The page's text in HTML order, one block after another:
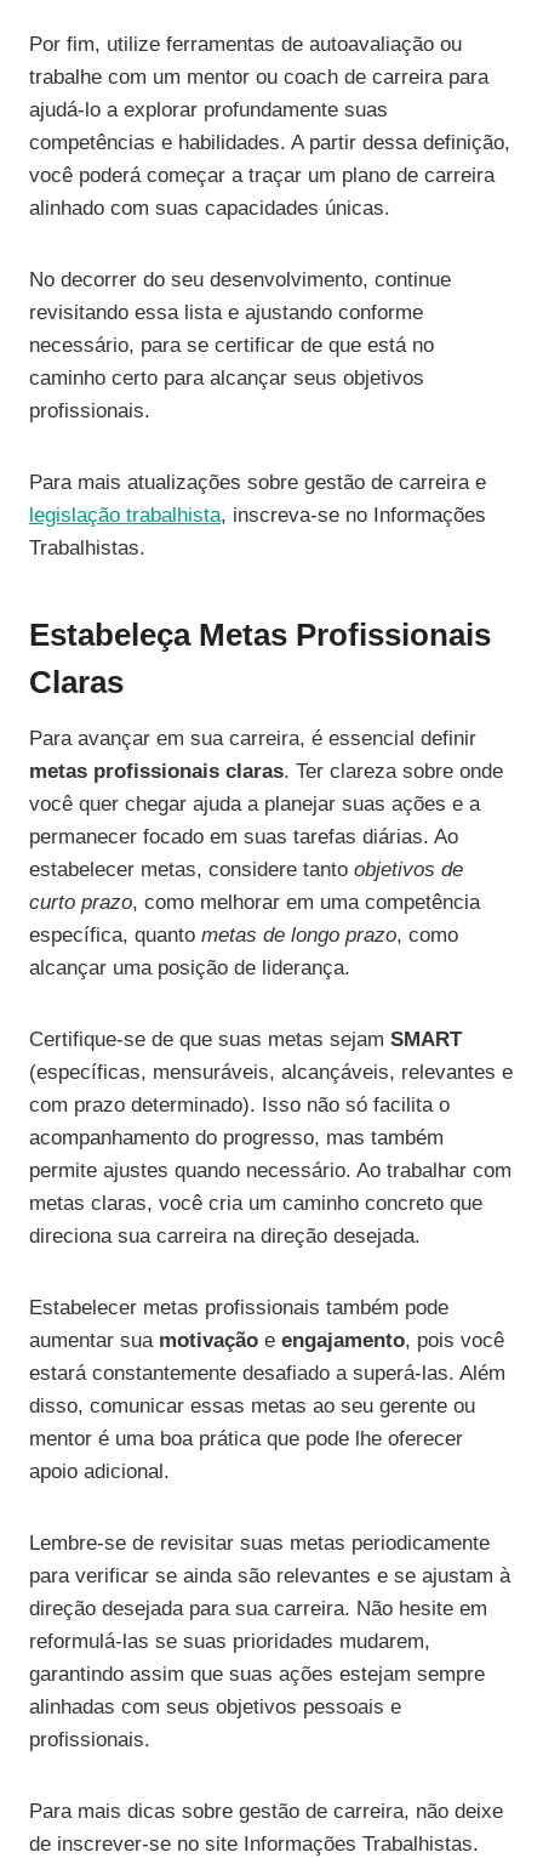
Por fim, utilize ferramentas de autoavaliação ou
trabalhe com um mentor ou coach de carreira para
ajudá-lo a explorar profundamente suas
competências e habilidades. A partir dessa definição,
você poderá começar a traçar um plano de carreira
alinhado com suas capacidades únicas.
No decorrer do seu desenvolvimento, continue
revisitando essa lista e ajustando conforme
necessário, para se certificar de que está no
caminho certo para alcançar seus objetivos
profissionais.
Para mais atualizações sobre gestão de carreira e
legislação trabalhista, inscreva-se no Informações
Trabalhistas.
Estabeleça Metas Profissionais
Claras
Para avançar em sua carreira, é essencial definir
metas profissionais claras. Ter clareza sobre onde
você quer chegar ajuda a planejar suas ações e a
permanecer focado em suas tarefas diárias. Ao
estabelecer metas, considere tanto objetivos de
curto prazo, como melhorar em uma competência
específica, quanto metas de longo prazo, como
alcançar uma posição de liderança.
Certifique-se de que suas metas sejam SMART
(específicas, mensuráveis, alcançáveis, relevantes e
com prazo determinado). Isso não só facilita o
acompanhamento do progresso, mas também
permite ajustes quando necessário. Ao trabalhar com
metas claras, você cria um caminho concreto que
direciona sua carreira na direção desejada.
Estabelecer metas profissionais também pode
aumentar sua motivação e engajamento, pois você
estará constantemente desafiado a superá-las. Além
disso, comunicar essas metas ao seu gerente ou
mentor é uma boa prática que pode lhe oferecer
apoio adicional.
Lembre-se de revisitar suas metas periodicamente
para verificar se ainda são relevantes e se ajustam à
direção desejada para sua carreira. Não hesite em
reformulá-las se suas prioridades mudarem,
garantindo assim que suas ações estejam sempre
alinhadas com seus objetivos pessoais e
profissionais.
Para mais dicas sobre gestão de carreira, não deixe
de inscrever-se no site Informações Trabalhistas.